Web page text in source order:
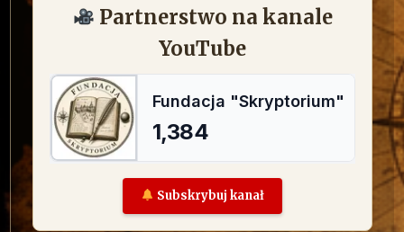
Partnerstwo na kanale
YouTube
Subskrybuj kanał